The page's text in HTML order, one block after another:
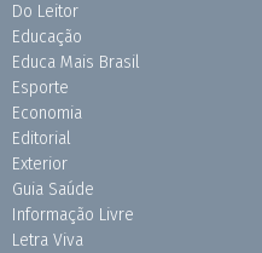
Do Leitor
Educação
Educa Mais Brasil
Esporte
Economia
Editorial
Exterior
Guia Saúde
Informação Livre
Letra Viva